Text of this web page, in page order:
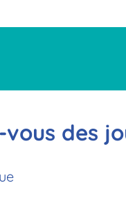
vous des